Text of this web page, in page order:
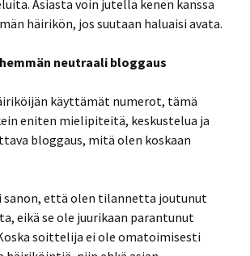
Asiasta voin jutella kenen kanssa
häirikön, jos suutaan haluaisi avata.
neutraali bloggaus
käyttämät numerot, tämä
eniten mielipiteitä, keskustelua ja
bloggaus, mitä olen koskaan
sanon, että olen tilannetta joutunut
eikä se ole juurikaan parantunut
soittelija ei ole omatoimisesti